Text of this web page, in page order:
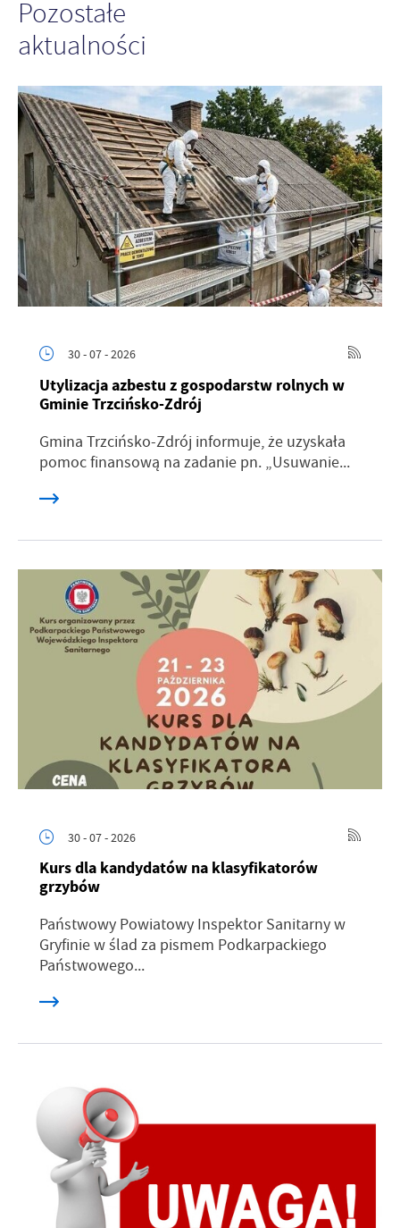
Pozostałe
aktualności
30 - 07 - 2026
Utylizacja azbestu z gospodarstw rolnych w
Gminie Trzcińsko-Zdrój
Gmina Trzcińsko-Zdrój informuje, że uzyskała
pomoc finansową na zadanie pn. „Usuwanie...
30 - 07 - 2026
Kurs dla kandydatów na klasyfikatorów
grzybów
Państwowy Powiatowy Inspektor Sanitarny w
Gryfinie w ślad za pismem Podkarpackiego
Państwowego...